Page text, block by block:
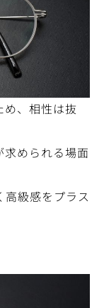
め、相性は抜
められる場面
級感をプラス